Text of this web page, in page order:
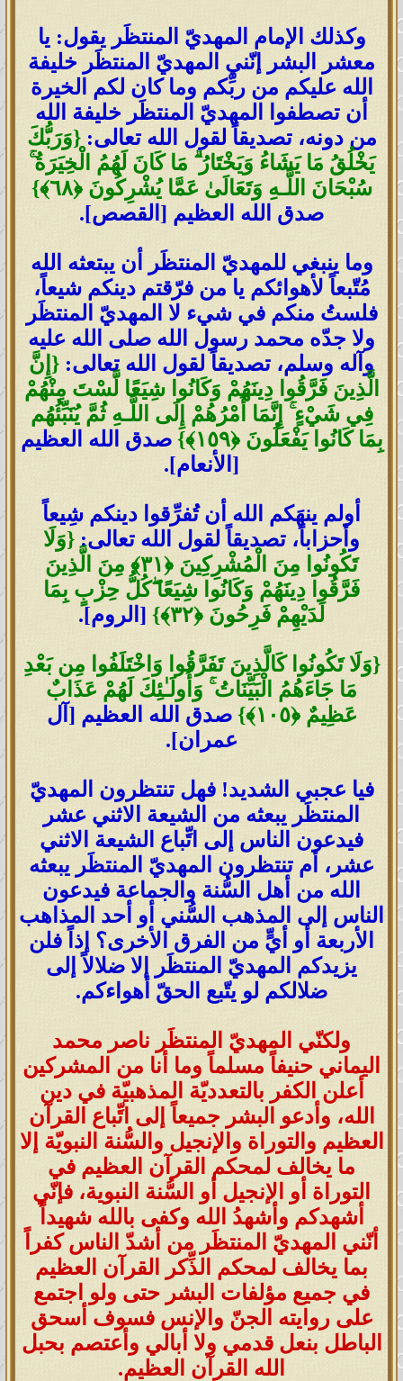
وكذلك الإمام المهديّ المنتظَر يقول: يا
معشر البشر إنّني المهديّ المنتظَر خليفة
الله عليكم من ربِّكم وما كان لكم الخيرة
أن تصطفوا المهديّ المنتظَر خليفة الله
من دونه، تصديقاً لقول الله تعالى:{وَرَبُّكَ
يَخْلُقُ مَا يَشَاءُ وَيَخْتَارُۗ مَا كَانَ لَهُمُ الْخِيَرَةُۚ
سُبْحَانَ اللَّـهِ وَتَعَالَىٰ عَمَّا يُشْرِكُونَ﴿٦٨﴾}
صدق الله العظيم [القصص].
وما ينبغي للمهديّ المنتظَر أن يبتعثه الله
مُتّبعاً لأهوائكم يا من فرّقتم دينكم شيعاً،
فلستُ منكم في شيء لا المهديّ المنتظَر
ولا جدّه محمد رسول الله صلى الله عليه
وآله وسلم، تصديقاً لقول الله تعالى: { إِنَّ
الَّذِينَ فَرَّقُوا دِينَهُمْ وَكَانُوا شِيَعًا لَّسْتَ مِنْهُمْ
فِي شَيْءٍۚ إِنَّمَا أَمْرُهُمْ إِلَى اللَّـهِ ثُمَّ يُنَبِّئُهُم
بِمَا كَانُوا يَفْعَلُونَ﴿١٥٩﴾} صدق الله العظيم
[الأنعام].
أولم ينهَكم الله أن تُفرِّقوا دينكم شِيعاً
وأحزاباً، تصديقاً لقول الله تعالى: {وَلَا
تَكُونُوا مِنَ الْمُشْرِكِينَ ﴿٣١﴾ مِنَ الَّذِينَ
فَرَّقُوا دِينَهُمْ وَكَانُوا شِيَعًاۖكُلُّ حِزْبٍ بِمَا
لَدَيْهِمْ فَرِحُونَ ﴿٣٢﴾} [الروم].
{وَلَا تَكُونُوا كَالَّذِينَ تَفَرَّقُوا وَاخْتَلَفُوا مِن بَعْدِ
مَا جَاءَهُمُ الْبَيِّنَاتُۚ وَأُولَـٰئِكَ لَهُمْ عَذَابٌ
عَظِيمٌ﴿١٠٥﴾} صدق الله العظيم [آل
عمران].
فيا عجبي الشديد! فهل تنتظرون المهديّ
المنتظَر يبعثه من الشيعة الاثني عشر
فيدعون الناس إلى اتِّباع الشيعة الاثني
عشر، أم تنتظرون المهديّ المنتظَر يبعثه
الله من أهل السُّنة والجماعة فيدعون
الناس إلى المذهب السُّني أو أحد المذاهب
الأربعة أو أيٍّ من الفرق الأخرى؟ إذاً فلن
يزيدكم المهديّ المنتظَر إلا ضلالاً إلى
ضلالكم لو يتّبع الحقّ أهواءكم.
ولكنّي المهديّ المنتظَر ناصر محمد
اليماني حنيفاً مسلماً وما أنا من المشركين
أعلن الكفر بالتعدديّة المذهبيّة في دين
الله، وأدعو البشر جميعاً إلى اتِّباع القرآن
العظيم والتوراة والإنجيل والسُّنة النبويّة إلا
ما يخالف لمحكم القرآن العظيم في
التوراة أو الإنجيل أو السُّنة النبوية، فإنّي
أشهدكم وأشهدُ الله وكفى بالله شهيداً
أنّني المهديّ المنتظَر من أشدّ الناس كفراً
بما يخالف لمحكم الذِّكر القرآن العظيم
في جميع مؤلفات البشر حتى ولو اجتمع
على روايته الجنّ والإنس فسوف أسحق
الباطل بنعل قدمي ولا أبالي وأعتصم بحبل
الله القرآن العظيم.